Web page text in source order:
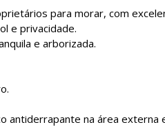
para morar, com
e privacidade.
e arborizada.
antiderrapante na área externa